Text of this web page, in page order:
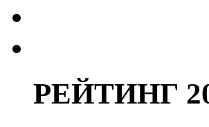
РЕЙТИНГ